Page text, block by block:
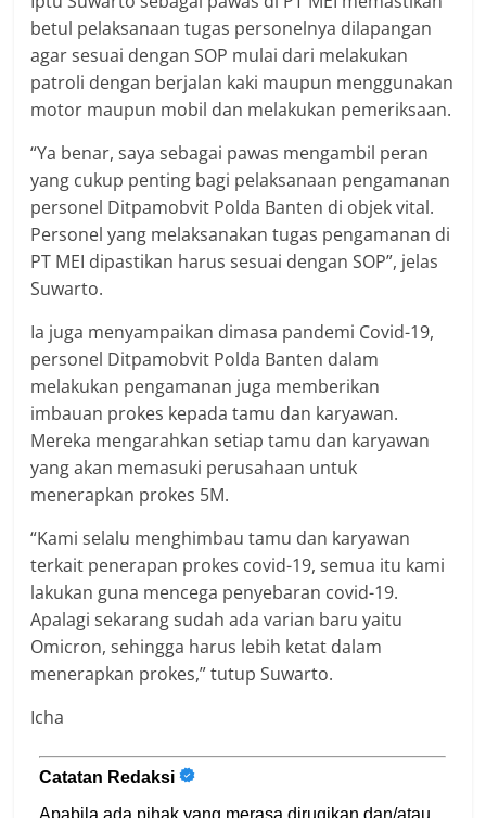
betul pelaksanaan tugas personelnya dilapangan
agar sesuai dengan SOP mulai dari melakukan
patroli dengan berjalan kaki maupun menggunakan
motor maupun mobil dan melakukan pemeriksaan.
“Ya benar, saya sebagai pawas mengambil peran
yang cukup penting bagi pelaksanaan pengamanan
personel Ditpamobvit Polda Banten di objek vital.
Personel yang melaksanakan tugas pengamanan di
PT MEI dipastikan harus sesuai dengan SOP”, jelas
Suwarto.
Ia juga menyampaikan dimasa pandemi Covid-19,
personel Ditpamobvit Polda Banten dalam
melakukan pengamanan juga memberikan
imbauan prokes kepada tamu dan karyawan.
Mereka mengarahkan setiap tamu dan karyawan
yang akan memasuki perusahaan untuk
menerapkan prokes 5M.
“Kami selalu menghimbau tamu dan karyawan
terkait penerapan prokes covid-19, semua itu kami
lakukan guna mencega penyebaran covid-19.
Apalagi sekarang sudah ada varian baru yaitu
Omicron, sehingga harus lebih ketat dalam
menerapkan prokes,” tutup Suwarto.
Icha